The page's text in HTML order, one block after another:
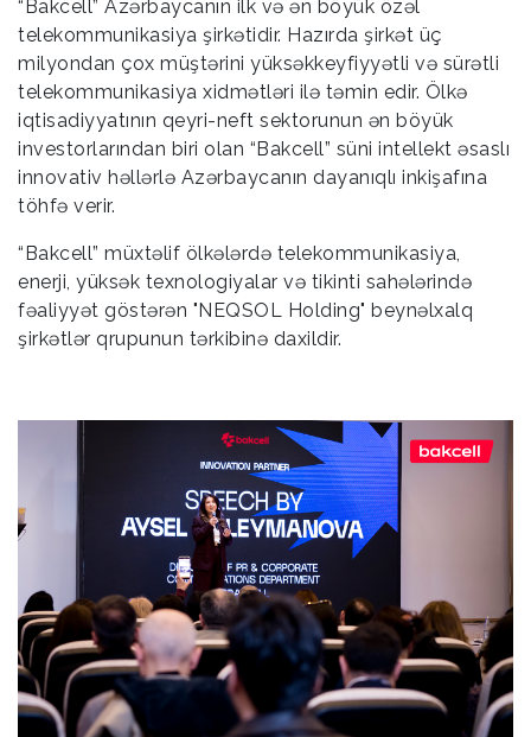
“Bakcell” Azərbaycanın ilk və ən böyük özəl
telekommunikasiya şirkətidir. Hazırda şirkət üç
milyondan çox müştərini yüksəkkeyfiyyətli və sürətli
telekommunikasiya xidmətləri ilə təmin edir. Ölkə
iqtisadiyyatının qeyri-neft sektorunun ən böyük
investorlarından biri olan “Bakcell” süni intellekt əsaslı
innovativ həllərlə Azərbaycanın dayanıqlı inkişafına
töhfə verir.
“Bakcell” müxtəlif ölkələrdə telekommunikasiya,
enerji, yüksək texnologiyalar və tikinti sahələrində
fəaliyyət göstərən "NEQSOL Holding" beynəlxalq
şirkətlər qrupunun tərkibinə daxildir.